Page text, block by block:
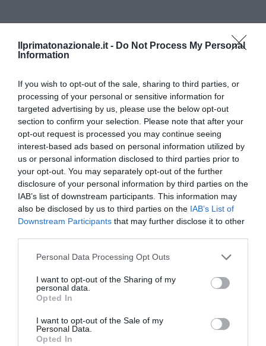
Ilprimatonazionale.it - Do Not Process My Personal
Information
If you wish to opt-out of the sale, sharing to third parties, or
processing of your personal or sensitive information for
targeted advertising by us, please use the below opt-out
section to confirm your selection. Please note that after your
opt-out request is processed you may continue seeing
interest-based ads based on personal information utilized by
us or personal information disclosed to third parties prior to
your opt-out. You may separately opt-out of the further
disclosure of your personal information by third parties on the
IAB’s list of downstream participants. This information may
also be disclosed by us to third parties on the IAB’s List of
Downstream Participants that may further disclose it to other
Please note that this website/app uses one or more Google
not limited to your visit or usage behaviour. You may click to
grant or deny consent to Google and its third-party tags to
use your data for below specified purposes in below Google
consent section.
Personal Data Processing Opt Outs
I want to opt-out of the Sharing of my
personal data.
Opted In
I want to opt-out of the Sale of my
Personal Data.
Opted In
previous post
Feltri spiazza Fedez: “Fro*io viene dal latino: io non insulto
next post
A sorpresa Intesa Sanpaolo lancia offerta da 4,9 miliardi su Ubi
Banca
YOU MAY ALSO LIKE